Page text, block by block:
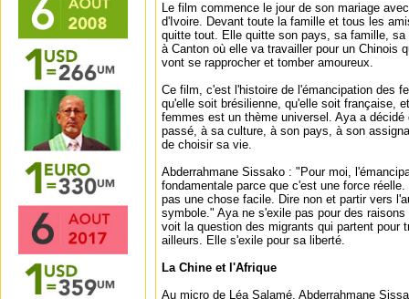
Le film commence le jour de son mariage
d'Ivoire. Devant toute la famille et tous les
quitte tout. Elle quitte son pays, sa famille, sa
à Canton où elle va travailler pour un Chinois
vont se rapprocher et tomber amoureux.
Ce film, c'est l'histoire de l'émancipation des
qu'elle soit brésilienne, qu'elle soit française,
femmes est un thème universel. Aya a
passé, à sa culture, à son pays, à son
de choisir sa vie.
Abderrahmane Sissako : "Pour moi,
fondamentale parce que c'est une force
pas une chose facile. Dire non et partir vers
symbole." Aya ne s'exile pas pour des
voit la question des migrants qui partent pour
ailleurs. Elle s'exile pour sa liberté.
La Chine et l'Afrique
Au micro de Léa Salamé, Abderrahmane